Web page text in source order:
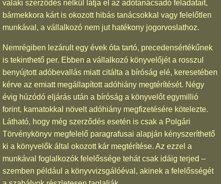
valaki szerződés nélkül látja el az adótanácsadó feladatait,
bármekkora kárt is okozott hibás tanácsokkal vagy felelőtlen
munkával, a vállalkozó nem jut hatékony jogorvoslathoz.
Nemrégiben lezárult egy évek óta tartó, precedensértékűnek
is tekinthető per. Ebben a vállalkozó könyvelőjét a rosszul
benyújtott adóbevallás miatt citálta a bíróság elé, keresetében
kérve az emiatt megállapított adóhiány megtérítését. Négy
évig húzódó eljárás után a bíróság a könyvelőt egymillió
forint, kamatokkal növelt adóhiány megfizetésére kötelezte.
Látható, hogy még szerződés esetén is csak a Polgári
Törvénykönyv megfelelő paragrafusai alapján kényszeríthető
ki a könyvelők által okozott kár megtérítése. Az ezzel a
munkával foglalkozók felelőssége tehát csak idáig terjed –
szemben például a könyvvizsgálóéval, akinek a felelősségét